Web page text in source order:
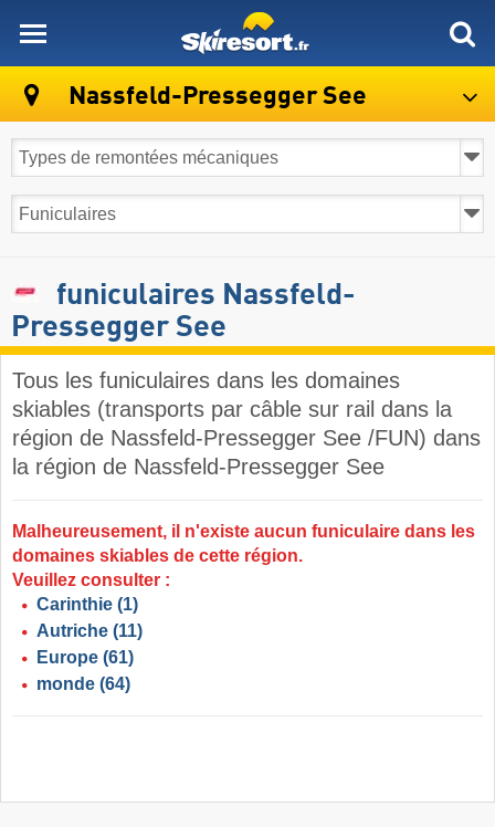
Nassfeld-Pressegger See
funiculaires Nassfeld-
Pressegger See
Tous les funiculaires dans les domaines
skiables (transports par câble sur rail dans la
région de Nassfeld-Pressegger See /FUN) dans
la région de Nassfeld-Pressegger See​
Malheureusement, il n'existe aucun funiculaire dans les
domaines skiables de cette région.
Veuillez consulter :
Carinthie (1)
Autriche (11)
Europe (61)
monde (64)